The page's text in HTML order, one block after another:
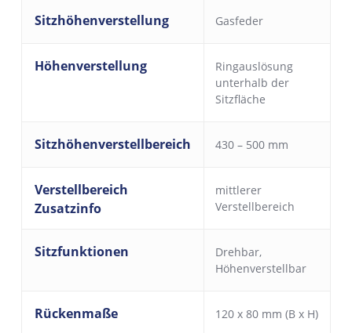
Sitzhöhenverstellung Gasfeder
Höhenverstellung
Ringauslösung
unterhalb der
Sitzfläche
Sitzhöhenverstellbereich 430 – 500 mm
Verstellbereich
Zusatzinfo
mittlerer
Verstellbereich
Sitzfunktionen Drehbar,
Höhenverstellbar
Rückenmaße 120 x 80 mm (B x H)